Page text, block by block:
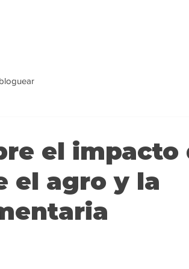
el impacto
el agro y la